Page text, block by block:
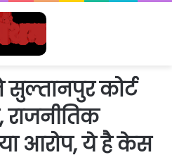
सुल्तानपुर कोर्ट
राजनीतिक
आरोप, ये है केस